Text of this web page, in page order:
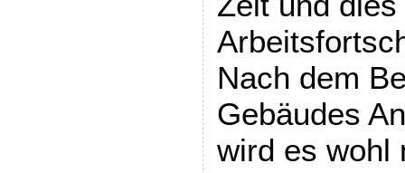
Nach dem
Gebäudes
wird es wohl